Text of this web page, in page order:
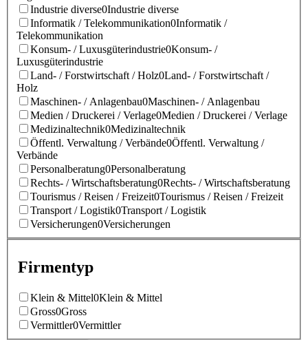
Industrie diverse0Industrie diverse
Informatik / Telekommunikation0Informatik /
Telekommunikation
Konsum- / Luxusgüterindustrie0Konsum- /
Luxusgüterindustrie
Land- / Forstwirtschaft / Holz0Land- / Forstwirtschaft /
Holz
Maschinen- / Anlagenbau0Maschinen- / Anlagenbau
Medien / Druckerei / Verlage0Medien / Druckerei / Verlage
Medizinaltechnik0Medizinaltechnik
Öffentl. Verwaltung / Verbände0Öffentl. Verwaltung /
Verbände
Personalberatung0Personalberatung
Rechts- / Wirtschaftsberatung0Rechts- / Wirtschaftsberatung
Tourismus / Reisen / Freizeit0Tourismus / Reisen / Freizeit
Transport / Logistik0Transport / Logistik
Versicherungen0Versicherungen
Firmentyp
Klein & Mittel0Klein & Mittel
Gross0Gross
Vermittler0Vermittler